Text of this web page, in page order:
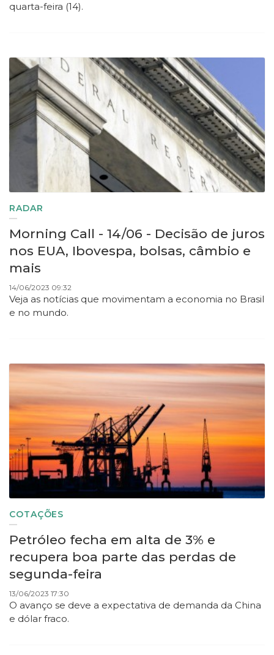
quarta-feira (14).
RADAR
Morning Call - 14/06 - Decisão de juros
nos EUA, Ibovespa, bolsas, câmbio e
mais
14/06/2023 09:32
Veja as notícias que movimentam a economia no Brasil
e no mundo.
COTAÇÕES
Petróleo fecha em alta de 3% e
recupera boa parte das perdas de
segunda-feira
13/06/2023 17:30
O avanço se deve a expectativa de demanda da China
e dólar fraco.